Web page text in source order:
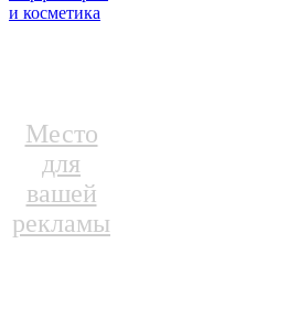
и косметика
Место
для
вашей
рекламы